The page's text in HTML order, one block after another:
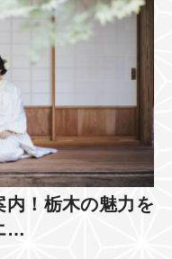
内！栃木の魅力を
…